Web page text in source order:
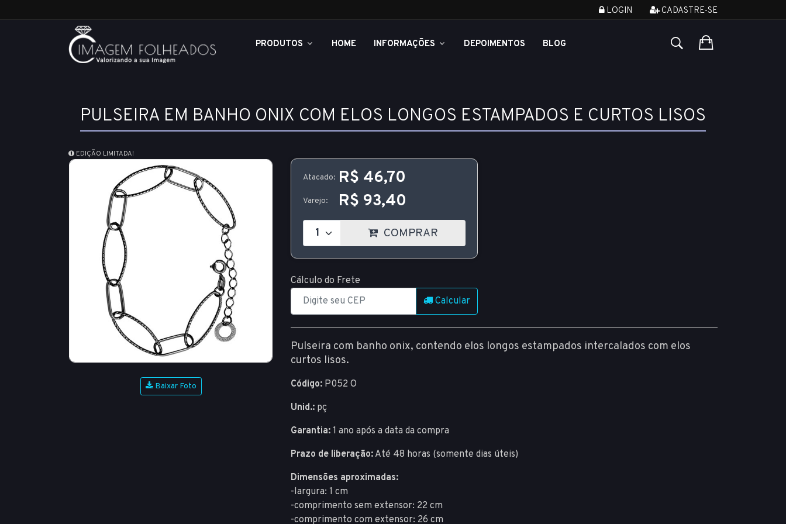
LOGIN CADASTRE-SE
PRODUTOS HOME INFORMAÇÕES DEPOIMENTOS BLOG
PULSEIRA EM BANHO ONIX COM ELOS LONGOS ESTAMPADOS E CURTOS LISOS
Baixar Foto
Atacado: R$ 46,70
Varejo: R$ 93,40
COMPRAR
Cálculo do Frete
Calcular
Pulseira com banho onix, contendo elos longos estampados intercalados com elos
curtos lisos.
Código: P052 O
Unid.: pç
Garantia: 1 ano após a data da compra
Prazo de liberação: Até 48 horas (somente dias úteis)
Dimensões aproximadas:
-largura: 1 cm
-comprimento sem extensor: 22 cm
-comprimento com extensor: 26 cm